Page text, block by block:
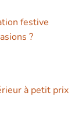
festive
?
à petit prix